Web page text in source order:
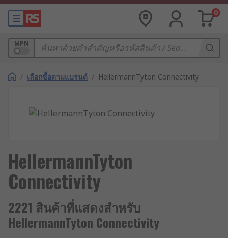
0
MPN
/ เลือกซื้อตามแบรนด์ / HellermannTyton Connectivity
HellermannTyton
Connectivity
2221 สินค้าที่แสดงสำหรับ
HellermannTyton Connectivity